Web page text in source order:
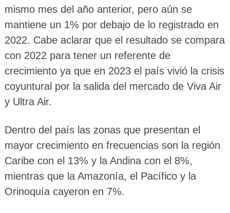
mismo mes del año anterior, pero aún se
mantiene un 1% por debajo de lo registrado en
2022. Cabe aclarar que el resultado se compara
con 2022 para tener un referente de
crecimiento ya que en 2023 el país vivió la crisis
coyuntural por la salida del mercado de Viva Air
y Ultra Air.
Dentro del país las zonas que presentan el
mayor crecimiento en frecuencias son la región
Caribe con el 13% y la Andina con el 8%,
mientras que la Amazonía, el Pacífico y la
Orinoquía cayeron en 7%.